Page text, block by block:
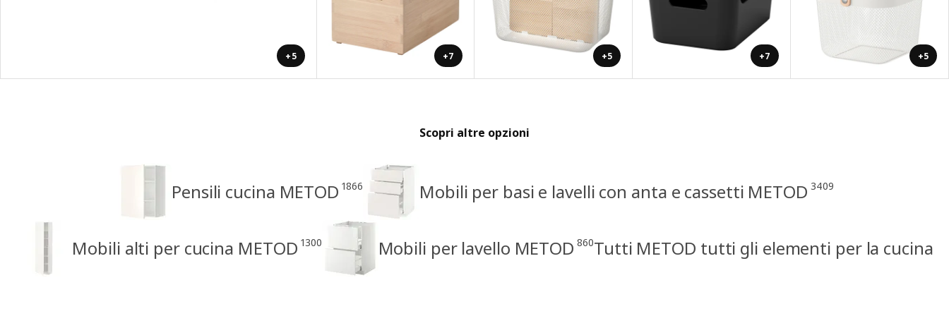
+5 +7 +5 +7 +5
Scopri altre opzioni
Pensili cucina METOD 1866 Mobili per basi e lavelli con anta e cassetti METOD 3409
Mobili alti per cucina METOD 1300 Mobili per lavello METOD 860Tutti METOD tutti gli elementi per la cucina